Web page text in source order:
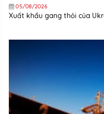
05/08/2026
Xuất khẩu gang thỏi của